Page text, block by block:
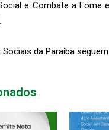
e Combate a Fome
da Paraíba